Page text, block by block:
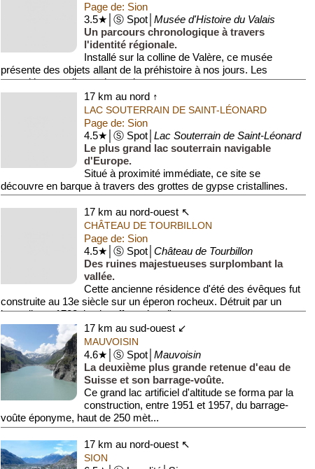
Page de: Sion
3.5★│Ⓢ Spot│ Musée d'Histoire du Valais
Un parcours chronologique à travers
l'identité régionale.
Installé sur la colline de Valère, ce musée
présente des objets allant de la préhistoire à nos jours. Les
expositions expliquent le mode ...
17 km au nord ↑
LAC SOUTERRAIN DE SAINT-LÉONARD
Page de: Sion
4.5★│Ⓢ Spot│ Lac Souterrain de Saint-Léonard
Le plus grand lac souterrain navigable
d'Europe.
Situé à proximité immédiate, ce site se
découvre en barque à travers des grottes de gypse cristallines.
Long de 300 mètres, il offre une expérience m...
17 km au nord-ouest ↖
CHÂTEAU DE TOURBILLON
Page de: Sion
4.5★│Ⓢ Spot│ Château de Tourbillon
Des ruines majestueuses surplombant la
vallée.
Cette ancienne résidence d'été des évêques fut
construite au 13e siècle sur un éperon rocheux. Détruit par un
incendie en 1788, le site offre aujourd'...
17 km au sud-ouest ↙
MAUVOISIN
4.6★│Ⓢ Spot│ Mauvoisin
La deuxième plus grande retenue d'eau de
Suisse et son barrage-voûte.
Ce grand lac artificiel d'altitude se forma par la
construction, entre 1951 et 1957, du barrage-
voûte éponyme, haut de 250 mèt...
17 km au nord-ouest ↖
SION